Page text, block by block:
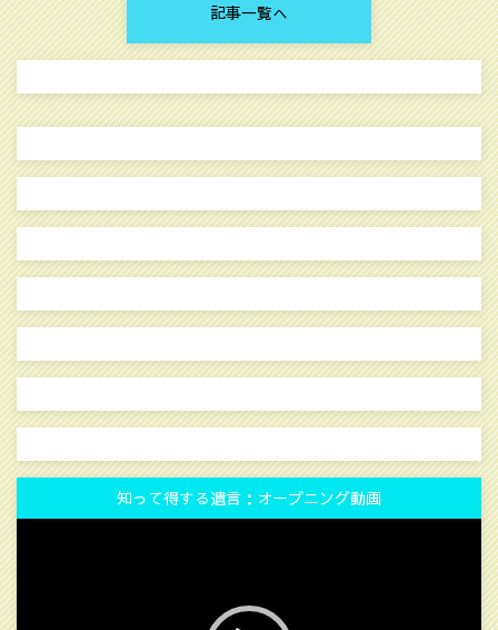
記事一覧へ
知って得する遺言：オープニング動画
動
画
プ
レ